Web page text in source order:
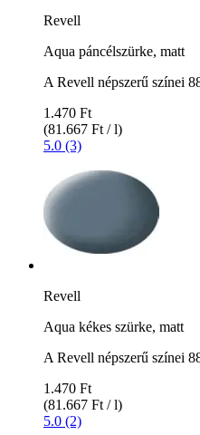
Revell
Aqua páncélszürke, matt
A Revell népszerű színei
1.470 Ft
(81.667 Ft / l)
5.0 (3)
Revell
Aqua kékes szürke, matt
A Revell népszerű színei
1.470 Ft
(81.667 Ft / l)
5.0 (2)